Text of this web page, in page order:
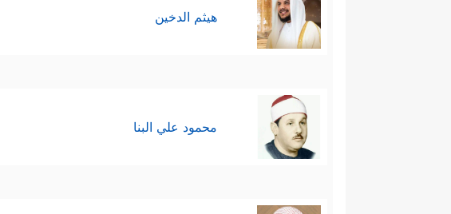
هيثم الدخين
محمود علي البنا